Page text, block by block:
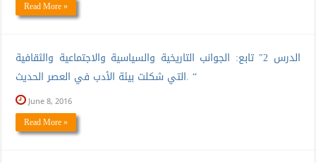
Read More »
الدرس 2″ تابع: الجوانب التاريخية والسياسية والاجتماعية والثقافية
التي شكلت بيئة الأدب في العصر الحديث. “
June 8, 2016
Read More »